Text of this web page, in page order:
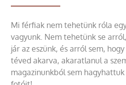
Mi férfiak nem tehetünk róla
vagyunk. Nem tehetünk se
jár az eszünk, és arról sem,
téved akarva, akaratlanul a
magazinunkból sem